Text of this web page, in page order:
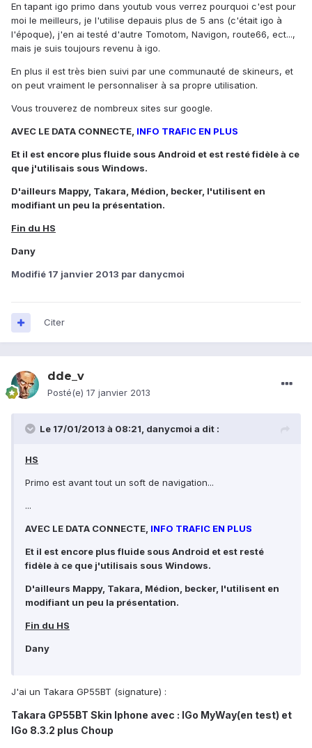
En tapant igo primo dans youtub vous verrez pourquoi c'est pour
moi le meilleurs, je l'utilise depauis plus de 5 ans (c'était igo à
l'époque), j'en ai testé d'autre Tomotom, Navigon, route66, ect...,
mais je suis toujours revenu à igo.
En plus il est très bien suivi par une communauté de skineurs, et
on peut vraiment le personnaliser à sa propre utilisation.
Vous trouverez de nombreux sites sur google.
AVEC LE DATA CONNECTE, INFO TRAFIC EN PLUS
Et il est encore plus fluide sous Android et est resté fidèle à ce
que j'utilisais sous Windows.
D'ailleurs Mappy, Takara, Médion, becker, l'utilisent en
modifiant un peu la présentation.
Fin du HS
Dany
Modifié 17 janvier 2013 par danycmoi
Citer
dde_v
Posté(e) 17 janvier 2013
Le 17/01/2013 à 08:21, danycmoi a dit :
HS
Primo est avant tout un soft de navigation...
...
AVEC LE DATA CONNECTE, INFO TRAFIC EN PLUS
Et il est encore plus fluide sous Android et est resté
fidèle à ce que j'utilisais sous Windows.
D'ailleurs Mappy, Takara, Médion, becker, l'utilisent en
modifiant un peu la présentation.
Fin du HS
Dany
J'ai un Takara GP55BT (signature) :
Takara GP55BT Skin Iphone avec : IGo MyWay(en test) et
IGo 8.3.2 plus Choup